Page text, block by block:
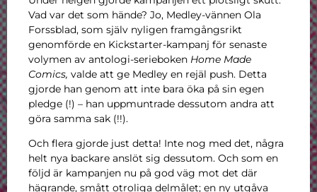
Vad var det som hände? Jo, Medley-vännen Ola
Forssblad, som själv nyligen framgångsrikt
genomförde en Kickstarter-kampanj för senaste
volymen av antologi-serieboken Home Made
Comics, valde att ge Medley en rejäl push. Detta
gjorde han genom att inte bara öka på sin egen
pledge (!) – han uppmuntrade dessutom andra att
göra samma sak (!!).
Och flera gjorde just detta! Inte nog med det, några
helt nya backare anslöt sig dessutom. Och som en
följd är kampanjen nu på god väg mot det där
hägrande, smått otroliga delmålet; en ny utgåva